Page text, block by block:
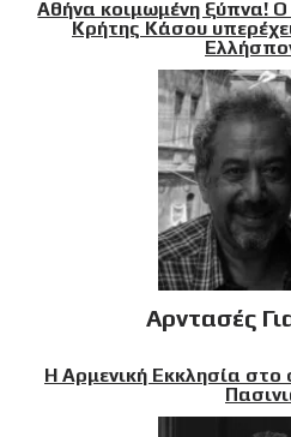
Αθήνα κοιμωμένη ξύπνα!
Κρήτης Κάσου
Αρντασές
Η Αρμενική Εκκλησία